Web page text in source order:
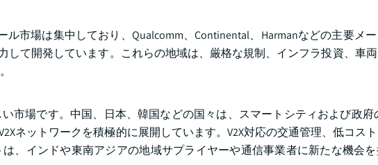
ル市場は集中しており、Qualcomm、Continental、Harmanなどの主要メ
して開発しています。これらの地域は、厳格な規制、インフラ投資、車
市場です。中国、日本、韓国などの国々は、スマートシティおよび政府
ネットワークを積極的に展開しています。V2X対応の交通管理、低コスト
、インドや東南アジアの地域サプライヤーや通信事業者に新たな機会を